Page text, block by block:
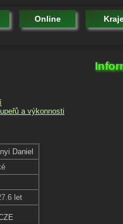
Online
a výkonnosti
Daniel
let